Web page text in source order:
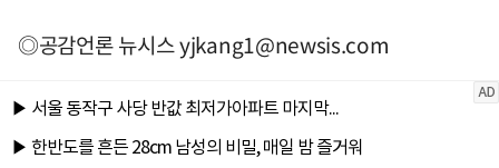
◎공감언론 뉴시스yjkang1@newsis.com